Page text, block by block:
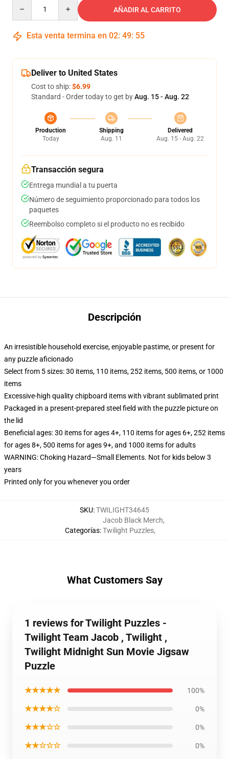
AÑADIR AL CARRITO
Esta venta termina en 02: 49: 54
Deliver to United States
Cost to ship:$6.99
Standard - Order today to get byAug. 15 - Aug. 22
Production
Today
Shipping
Aug. 11
Delivered
Aug. 15 - Aug. 22
Transacción segura
Entrega mundial a tu puerta
Número de seguimiento proporcionado para todos los
paquetes
Reembolso completo si el producto no es recibido
Descripción
An irresistible household exercise, enjoyable pastime, or present for
any puzzle aficionado
Select from 5 sizes: 30 items, 110 items, 252 items, 500 items, or 1000
items
Excessive-high quality chipboard items with vibrant sublimated print
Packaged in a present-prepared steel field with the puzzle picture on
the lid
Beneficial ages: 30 items for ages 4+, 110 items for ages 6+, 252 items
for ages 8+, 500 items for ages 9+, and 1000 items for adults
WARNING: Choking Hazard—Small Elements. Not for kids below 3
years
Printed only for you whenever you order
SKU:TWILIGHT34645
Categorías:
Jacob Black Merch,
Twilight Puzzles,
What Customers Say
1 reviews for Twilight Puzzles -
Twilight Team Jacob , Twilight ,
Twilight Midnight Sun Movie Jigsaw
Puzzle
★★★★★ 100%
★★★★☆ 0%
★★★☆☆ 0%
★★☆☆☆ 0%